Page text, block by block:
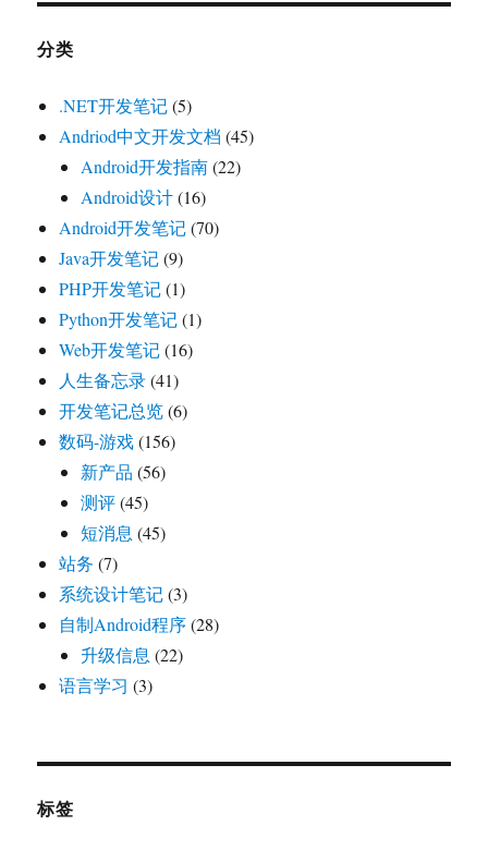
分类
.NET开发笔记(5)
Andriod中文开发文档 (45)
Android开发指南(22)
Android设计(16)
Android开发笔记(70)
Java开发笔记(9)
PHP开发笔记(1)
Python开发笔记(1)
Web开发笔记(16)
人生备忘录(41)
开发笔记总览(6)
数码-游戏(156)
新产品 (56)
测评(45)
短消息 (45)
站务 (7)
系统设计笔记(3)
自制Android程序(28)
升级信息 (22)
语言学习 (3)
标签